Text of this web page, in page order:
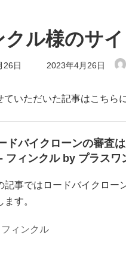
クル様のサ
26日
最
終
新
日
2023年4月26日
ていただいた記事はこちら
ドバイクローンの審査
フィンクル by プラスワ
記事ではロードバイクロー
ます。
フィンクル